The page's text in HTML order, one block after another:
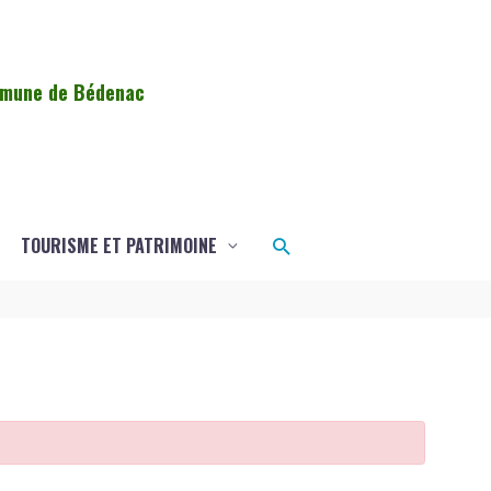
de Bédenac
TOURISME ET PATRIMOINE Rechercher